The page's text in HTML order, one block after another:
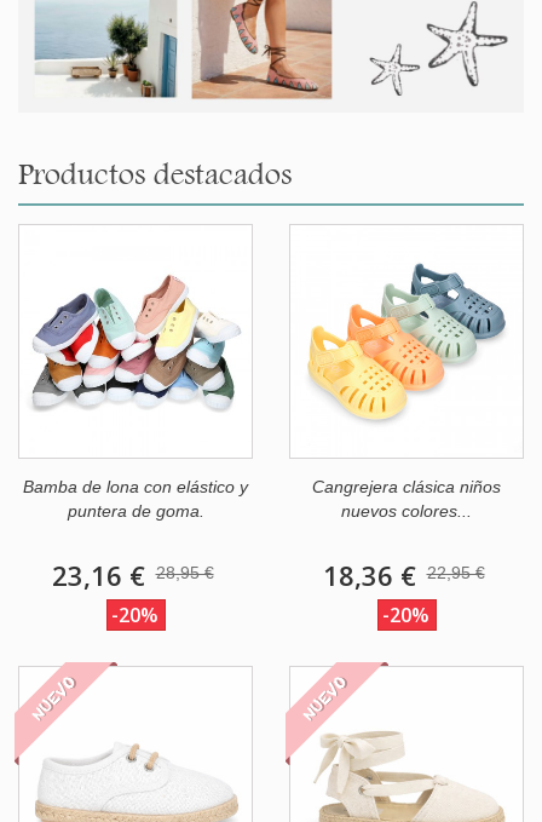
Productos destacados
Bamba de lona con elástico y
puntera de goma.
23,16 € 28,95 €
-20%
Cangrejera clásica niños
nuevos colores...
18,36 € 22,95 €
-20%
NUEVO NUEVO